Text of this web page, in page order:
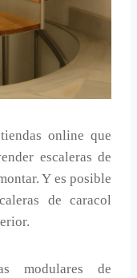
online que
escaleras de
Y es posible
de caracol
modulares de